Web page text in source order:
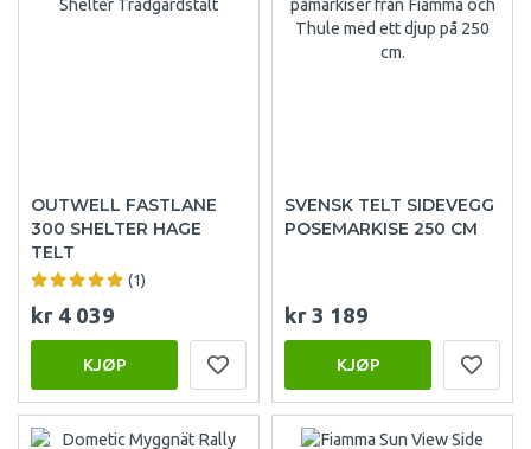
OUTWELL FASTLANE
300 SHELTER HAGE
TELT
(1)
kr 4 039
KJØP
SVENSK TELT SIDEVEGG
POSEMARKISE 250 CM
kr 3 189
KJØP